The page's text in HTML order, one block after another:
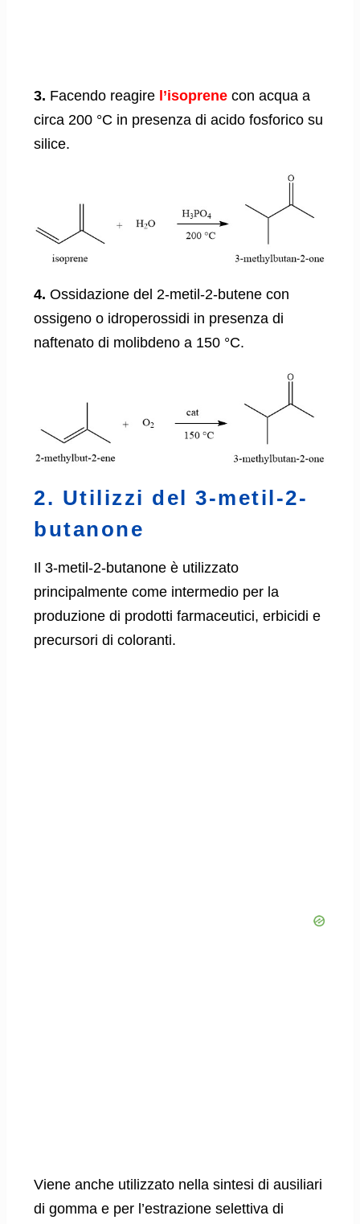
3. Facendo reagire l’isoprene con acqua a
circa 200 °C in presenza di acido fosforico su
silice.
4. Ossidazione del 2-metil-2-butene con
ossigeno o idroperossidi in presenza di
naftenato di molibdeno a 150 °C.
2. Utilizzi del 3-metil-2-
butanone
Il 3-metil-2-butanone è utilizzato
principalmente come intermedio per la
produzione di prodotti farmaceutici, erbicidi e
precursori di coloranti.
Viene anche utilizzato nella sintesi di ausiliari
di gomma e per l’estrazione selettiva di